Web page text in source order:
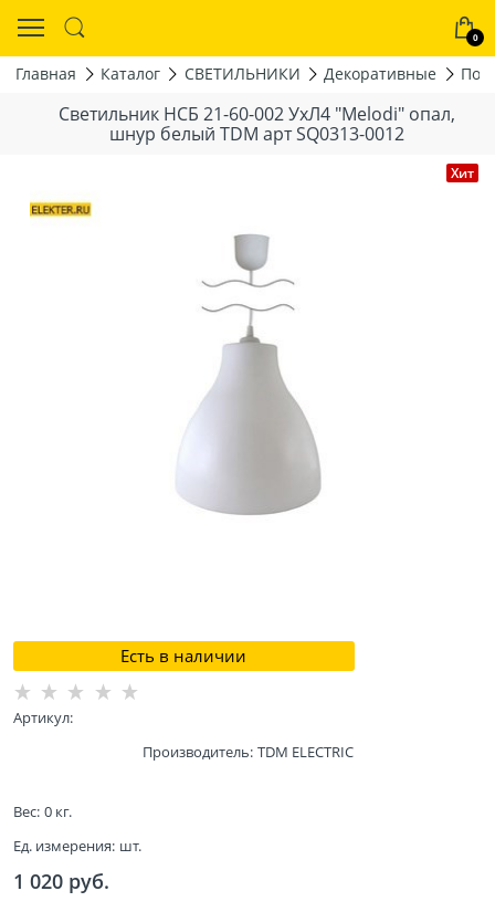
0
Главная Каталог СВЕТИЛЬНИКИ Декоративные
Светильник НСБ 21-60-002 УxЛ4 "Melodi" опал,
шнур белый TDM арт SQ0313-0012
Хит
Есть в наличии
Артикул:
Производитель: TDM ELECTRIC
Вес: 0 кг.
Ед. измерения: шт.
1 020 руб.